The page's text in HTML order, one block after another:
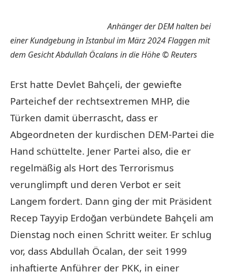
Anhänger der DEM halten bei
einer Kundgebung in Istanbul im März 2024 Flaggen mit
dem Gesicht Abdullah Öcalans in die Höhe© Reuters
Erst hatte Devlet Bahçeli, der gewiefte
Parteichef der rechtsextremen MHP, die
Türken damit überrascht, dass er
Abgeordneten der kurdischen DEM-Partei die
Hand schüttelte. Jener Partei also, die er
regelmäßig als Hort des Terrorismus
verunglimpft und deren Verbot er seit
Langem fordert. Dann ging der mit Präsident
Recep Tayyip Erdoğan verbündete Bahçeli am
Dienstag noch einen Schritt weiter. Er schlug
vor, dass Abdullah Öcalan, der seit 1999
inhaftierte Anführer der PKK, in einer